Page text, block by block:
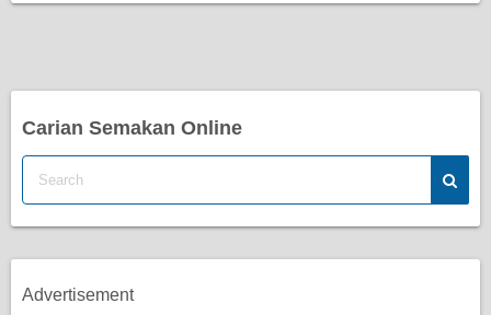
Carian Semakan Online
Advertisement